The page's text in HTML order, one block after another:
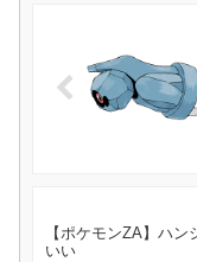
【ポケモンZA】ハン
いい